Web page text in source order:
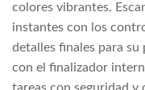
colores vibrantes.
instantes con los
detalles finales para
con el finalizador